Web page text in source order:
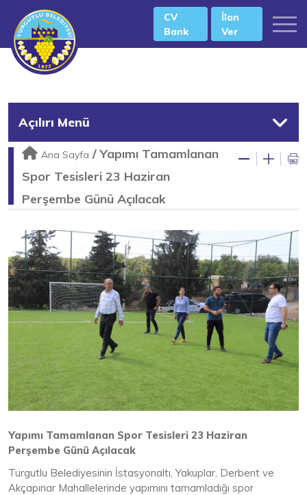
CV
Bank
İlan
Ver
Açılırı Menü
Ana Sayfa /Yapımı Tamamlanan
Spor Tesisleri 23 Haziran
Perşembe Günü Açılacak
Yapımı Tamamlanan Spor Tesisleri 23 Haziran
Perşembe Günü Açılacak
Turgutlu Belediyesinin İstasyonaltı, Yakuplar, Derbent ve
Akçapınar Mahallelerinde yapımını tamamladığı spor